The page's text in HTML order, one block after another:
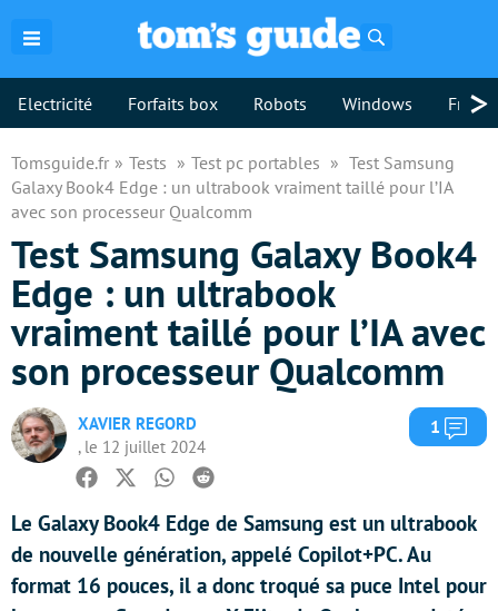
Electricité Forfaits box Robots Windows >
Tomsguide.fr Tests Test pc portables
Test Samsung
Galaxy Book4 Edge : un ultrabook vraiment taillé pour l’IA
avec son processeur Qualcomm
Test Samsung Galaxy Book4
Edge : un ultrabook
vraiment taillé pour l’IA avec
son processeur Qualcomm
XAVIER REGORD
, le 12 juillet 2024
1
Facebook
TwitterWhatsapp
Reddit
Le Galaxy Book4 Edge de Samsung est un ultrabook
de nouvelle génération, appelé Copilot+PC. Au
format 16 pouces, il a donc troqué sa puce Intel pour